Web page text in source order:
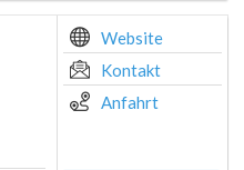
Website
Kontakt
Anfahrt